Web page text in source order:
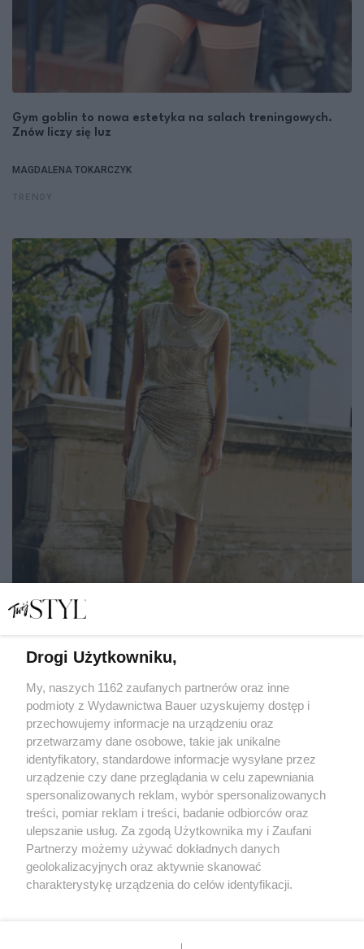
Gym goblin to nowa estetyka na salach treningowych.
Znów liczy się luz
MAGDALENA TOKARCZYK
rządzą w tym sezonie ślubnym
KATARZYNA DYŁŁO
TRENDY
POLITYKA PRYWATNOŚCI
Drogi Użytkowniku,
My, naszych 1162 zaufanych partnerów oraz inne
podmioty z Wydawnictwa Bauer uzyskujemy dostęp i
przechowujemy informacje na urządzeniu oraz
przetwarzamy dane osobowe, takie jak unikalne
identyfikatory, standardowe informacje wysyłane przez
urządzenie czy dane przeglądania w celu zapewniania
spersonalizowanych reklam, wybór spersonalizowanych
treści, pomiar reklam i treści, badanie odbiorców oraz
ulepszanie usług. Za zgodą Użytkownika my i Zaufani
Partnerzy możemy używać dokładnych danych
geolokalizacyjnych oraz aktywnie skanować
charakterystykę urządzenia do celów identyfikacji.